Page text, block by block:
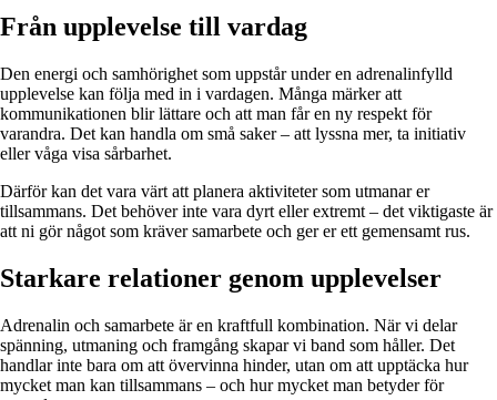
Från upplevelse till vardag
Den energi och samhörighet som uppstår under en adrenalinfylld
upplevelse kan följa med in i vardagen. Många märker att
kommunikationen blir lättare och att man får en ny respekt för
varandra. Det kan handla om små saker – att lyssna mer, ta initiativ
eller våga visa sårbarhet.
Därför kan det vara värt att planera aktiviteter som utmanar er
tillsammans. Det behöver inte vara dyrt eller extremt – det viktigaste är
att ni gör något som kräver samarbete och ger er ett gemensamt rus.
Starkare relationer genom upplevelser
Adrenalin och samarbete är en kraftfull kombination. När vi delar
spänning, utmaning och framgång skapar vi band som håller. Det
handlar inte bara om att övervinna hinder, utan om att upptäcka hur
mycket man kan tillsammans – och hur mycket man betyder för